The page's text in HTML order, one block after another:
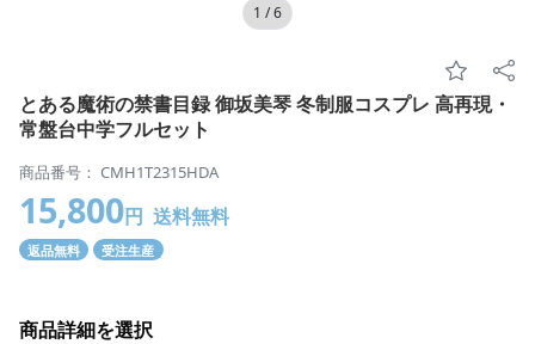
1 /6
とある魔術の禁書目録 御坂美琴 冬制服コスプレ 高再現・
常盤台中学フルセット
商品番号： CMH1T2315HDA
15,800円 送料無料
返品無料 受注生産
商品詳細を選択